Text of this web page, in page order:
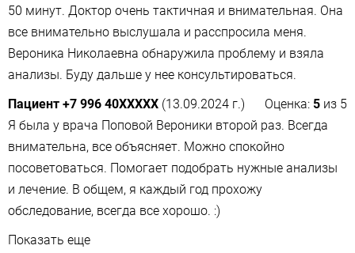
50 минут. Доктор очень тактичная и внимательная. Она
все внимательно выслушала и расспросила меня.
Вероника Николаевна обнаружила проблему и взяла
анализы. Буду дальше у нее консультироваться.
Пациент +7 996 40XXXXX (13.09.2024 г.) Оценка: 5 из 5
Я была у врача Поповой Вероники второй раз. Всегда
внимательна, все объясняет. Можно спокойно
посоветоваться. Помогает подобрать нужные анализы​
и лечение. В общем, я каждый год прохожу
обследование, всегда все хорошо. :)
Показать еще